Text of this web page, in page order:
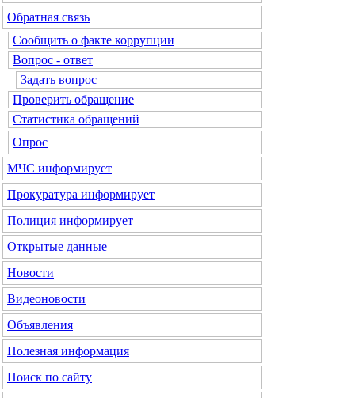
Обратная связь
Сообщить о факте коррупции
Вопрос - ответ
Задать вопрос
Проверить обращение
Статистика обращений
Опрос
МЧС информирует
Прокуратура информирует
Полиция информирует
Открытые данные
Новости
Видеоновости
Объявления
Полезная информация
Поиск по сайту